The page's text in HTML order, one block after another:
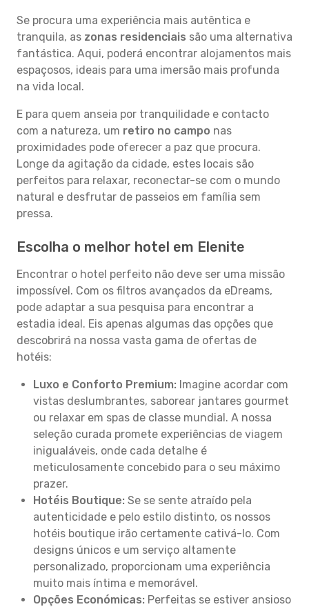
Se procura uma experiência mais autêntica e
tranquila, as zonas residenciais são uma alternativa
fantástica. Aqui, poderá encontrar alojamentos mais
espaçosos, ideais para uma imersão mais profunda
na vida local.
E para quem anseia por tranquilidade e contacto
com a natureza, um retiro no campo nas
proximidades pode oferecer a paz que procura.
Longe da agitação da cidade, estes locais são
perfeitos para relaxar, reconectar-se com o mundo
natural e desfrutar de passeios em família sem
pressa.
Escolha o melhor hotel em Elenite
Encontrar o hotel perfeito não deve ser uma missão
impossível. Com os filtros avançados da eDreams,
pode adaptar a sua pesquisa para encontrar a
estadia ideal. Eis apenas algumas das opções que
descobrirá na nossa vasta gama de ofertas de
hotéis:
Luxo e Conforto Premium: Imagine acordar com
vistas deslumbrantes, saborear jantares gourmet
ou relaxar em spas de classe mundial. A nossa
seleção curada promete experiências de viagem
inigualáveis, onde cada detalhe é
meticulosamente concebido para o seu máximo
prazer.
Hotéis Boutique: Se se sente atraído pela
autenticidade e pelo estilo distinto, os nossos
hotéis boutique irão certamente cativá-lo. Com
designs únicos e um serviço altamente
personalizado, proporcionam uma experiência
muito mais íntima e memorável.
Opções Económicas: Perfeitas se estiver ansioso